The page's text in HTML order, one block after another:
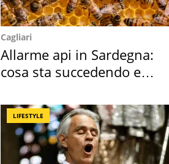
Cagliari
Allarme api in Sardegna:
cosa sta succedendo e
LIFESTYLE